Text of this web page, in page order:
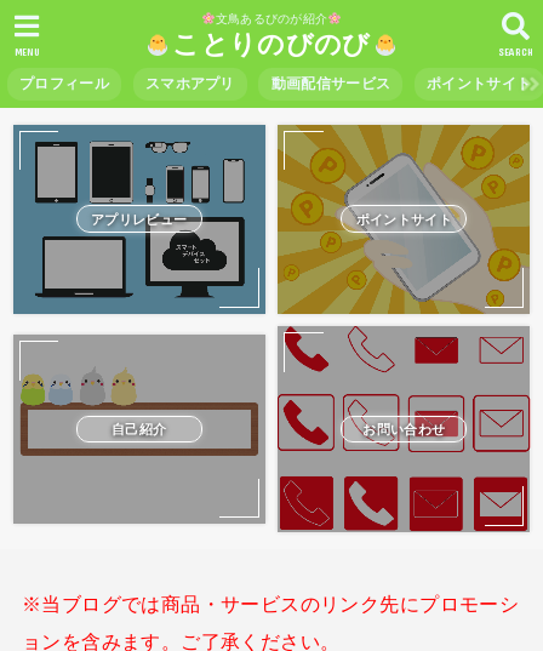
文鳥あるびのが紹介
ことりのびのび SEARCH
MENU
プロフィール スマホアプリ 動画配信サービス ポイントサイト
アプリレビュー ポイントサイト
自己紹介 お問い合わせ
※当ブログでは商品・サービスのリンク先にプロモーシ
ョンを含みます。ご了承ください。